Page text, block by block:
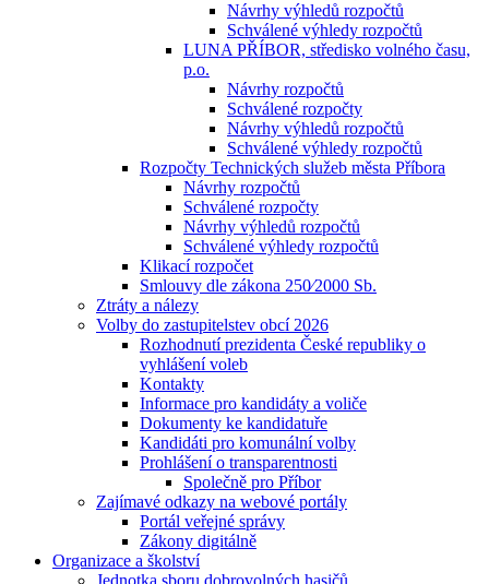
Návrhy výhledů rozpočtů
Schválené výhledy rozpočtů
LUNA PŘÍBOR, středisko volného času,
p.o.
Návrhy rozpočtů
Schválené rozpočty
Návrhy výhledů rozpočtů
Schválené výhledy rozpočtů
Rozpočty Technických služeb města Příbora
Návrhy rozpočtů
Schválené rozpočty
Návrhy výhledů rozpočtů
Schválené výhledy rozpočtů
Klikací rozpočet
Smlouvy dle zákona 250⁄2000 Sb.
Ztráty a nálezy
Volby do zastupitelstev obcí 2026
Rozhodnutí prezidenta České republiky o
vyhlášení voleb
Kontakty
Informace pro kandidáty a voliče
Dokumenty ke kandidatuře
Kandidáti pro komunální volby
Prohlášení o transparentnosti
Společně pro Příbor
Zajímavé odkazy na webové portály
Portál veřejné správy
Zákony digitálně
Organizace a školství
Jednotka sboru dobrovolných hasičů